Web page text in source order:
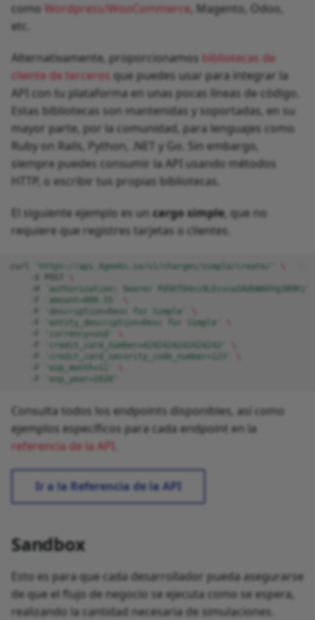
como Wordpress/WooCommerce , Magento, Odoo,
etc.
Alternativamente, proporcionamos bibliotecas de
cliente de terceros que puedes usar para integrar la
API con tu plataforma en unas pocas líneas de código.
Estas bibliotecas son mantenidas y soportadas, en su
mayor parte, por la comunidad, para lenguajes como
Ruby on Rails, Python, .NET y Go. Sin embargo,
siempre puedes consumir la API usando métodos
HTTP, o escribir tus propias bibliotecas.
El siguiente ejemplo es un cargo simple, que no
requiere que registres tarjetas o clientes.
'https://api.4geeks.io/v1/charges/simple/create/'
'authorization: bearer PdSKf04xi9LEcvcwIAdbWAXVg380Kz'
'amount=800.55'
'description=Desc for Simple'
'entity_description=Desc for Simple'
'currency=usd'
'credit_card_number=4242424242424242'
'credit_card_security_code_number=123'
'exp_month=11'
'exp_year=2020'
Consulta todos los endpoints disponibles, así como
ejemplos específicos para cada endpoint en la
referencia de la API
Ir a la Referencia de la API
Sandbox
Esto es para que cada desarrollador pueda asegurarse
de que el flujo de negocio se ejecuta como se espera,
realizando la cantidad necesaria de simulaciones.